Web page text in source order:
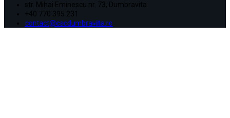
str. Mihai Eminescu nr. 73, Dumbravita
+40 770 395 231
contact@cscdumbravita.ro